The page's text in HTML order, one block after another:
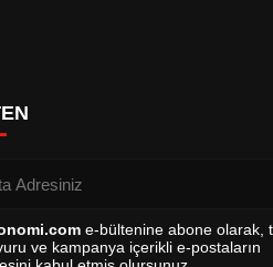
e-bültenine abone olarak,
ve kampanya içerikli e-postaların